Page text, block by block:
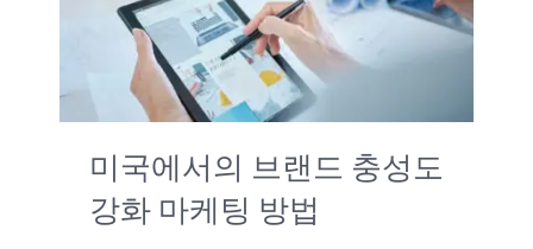
미국에서의 브랜드 충성도
강화 마케팅 방법